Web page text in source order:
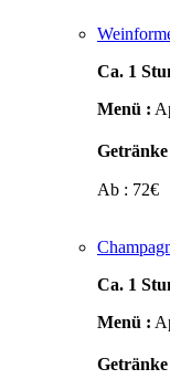
Ca. 1
Menü :
Ab : 72€
Ca. 1
Menü :